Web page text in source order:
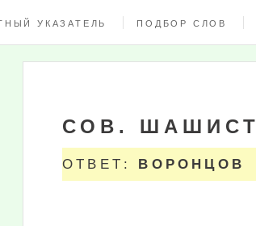
УКАЗАТЕЛЬ ПОДБОР СЛОВ
СОВ. ШАШИСТ
ОТВЕТ: ВОРОНЦОВ